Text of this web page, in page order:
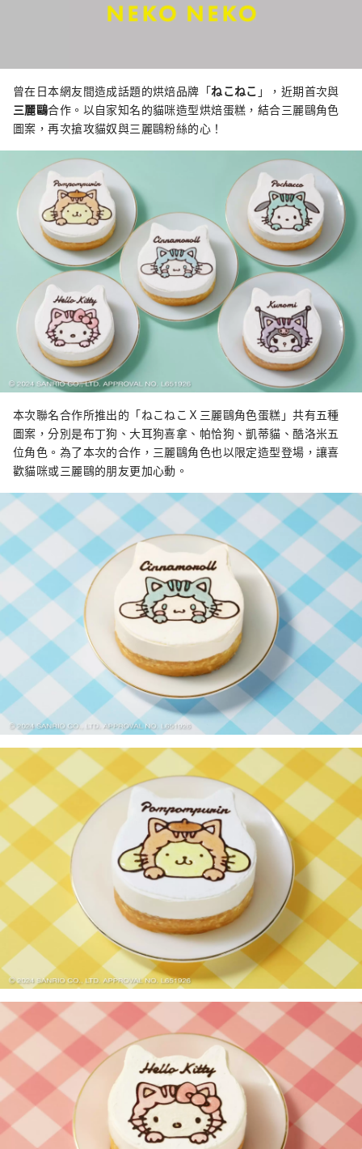
曾在日本網友間造成話題的烘焙品牌「ねこねこ 」，近期首次與
三麗鷗合作。以自家知名的貓咪造型烘焙蛋糕，結合三麗鷗角色
圖案，再次搶攻貓奴與三麗鷗粉絲的心！
本次聯名合作所推出的「ねこねこＸ三麗鷗角色蛋糕」共有五種
圖案，分別是布丁狗、大耳狗喜拿、帕恰狗、凱蒂貓、酷洛米五
位角色。為了本次的合作，三麗鷗角色也以限定造型登場，讓喜
歡貓咪或三麗鷗的朋友更加心動。